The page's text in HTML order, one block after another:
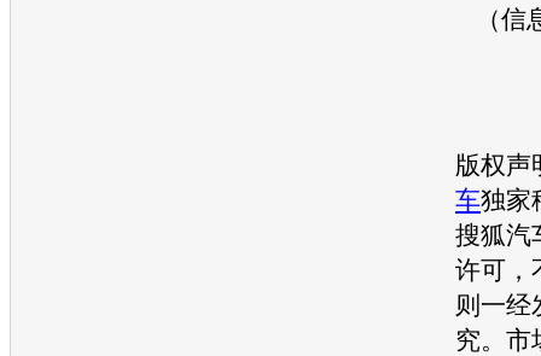
（
版权声
车独家
搜狐汽
许可，
则一经
究。市